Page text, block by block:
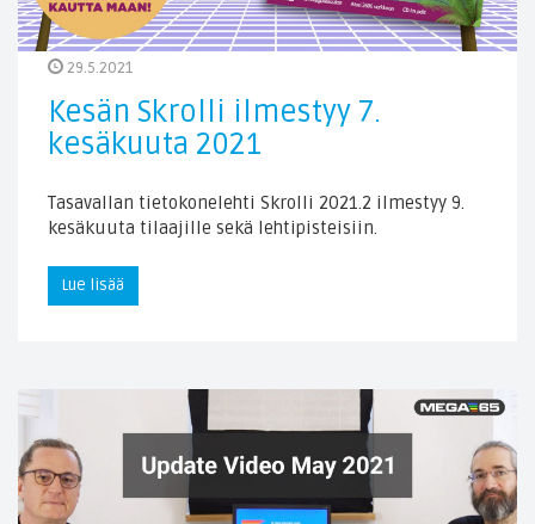
29.5.2021
Kesän Skrolli ilmestyy 7.
kesäkuuta 2021
Tasavallan tietokonelehti Skrolli 2021.2 ilmestyy 9.
kesäkuuta tilaajille sekä lehtipisteisiin.
Lue lisää